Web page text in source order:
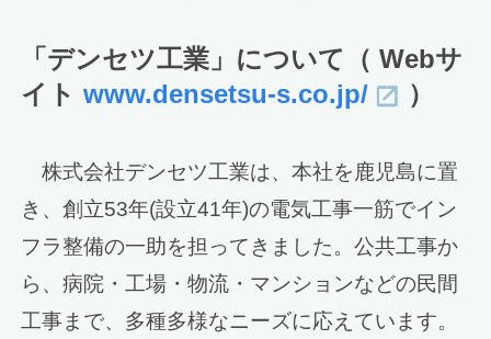
「デンセツ工業」について（ Webサ
イトwww.densetsu-s.co.jp/ ）
株式会社デンセツ工業は、本社を鹿児島に置
き、創立53年(設立41年)の電気工事一筋でイン
フラ整備の一助を担ってきました。公共工事か
ら、病院・工場・物流・マンションなどの民間
工事まで、多種多様なニーズに応えています。